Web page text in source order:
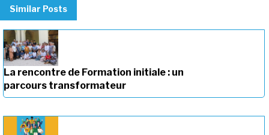
Similar Posts
La rencontre de Formation initiale : un
parcours transformateur